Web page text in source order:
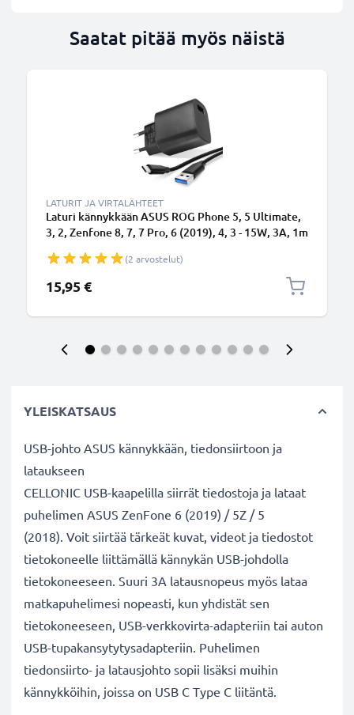
Saatat pitää myös näistä
LATURIT JA VIRTALÄHTEET
Laturi kännykkään ASUS ROG Phone 5, 5 Ultimate,
3, 2, Zenfone 8, 7, 7 Pro, 6 (2019), 4, 3 - 15W, 3A, 1m
(2 arvostelut)
15,95 €
YLEISKATSAUS
USB-johto ASUS kännykkään, tiedonsiirtoon ja
lataukseen
CELLONIC USB-kaapelilla siirrät tiedostoja ja lataat
puhelimen ASUS ZenFone 6 (2019) / 5Z / 5
(2018). Voit siirtää tärkeät kuvat, videot ja tiedostot
tietokoneelle liittämällä kännykän USB-johdolla
tietokoneeseen. Suuri 3A latausnopeus myös lataa
matkapuhelimesi nopeasti, kun yhdistät sen
tietokoneeseen, USB-verkkovirta-adapteriin tai auton
USB-tupakansytytysadapteriin. Puhelimen
tiedonsiirto- ja latausjohto sopii lisäksi muihin
kännykköihin, joissa on USB C Type C liitäntä.